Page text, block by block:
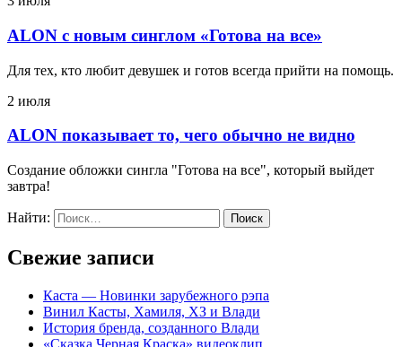
ALON с новым синглом «Готова на все»
Для тех, кто любит девушек и готов всегда прийти на помощь.
2 июля
ALON показывает то, чего обычно не видно
Создание обложки сингла "Готова на все", который выйдет
завтра!
Найти:
Свежие записи
Каста — Новинки зарубежного рэпа
Винил Касты, Хамиля, ХЗ и Влади
История бренда, созданного Влади
«Сказка Черная Краска» видеоклип